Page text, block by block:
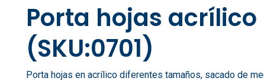
Porta hojas acrílico
(SKU:0701)
Porta hojas en acrílico diferentes tamaños, sacado de